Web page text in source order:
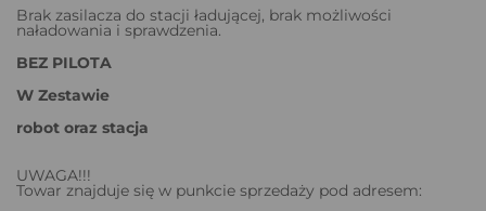
Brak zasilacza do stacji ładującej, brak możliwości
naładowania i sprawdzenia.
BEZ PILOTA
W Zestawie
robot oraz stacja
UWAGA!!!
Towar znajduje się w punkcie sprzedaży pod adresem: